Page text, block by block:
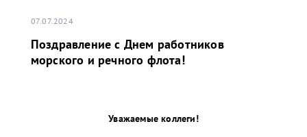
07.07.2024
Поздравление с Днем работников
морского и речного флота!
Уважаемые коллеги!